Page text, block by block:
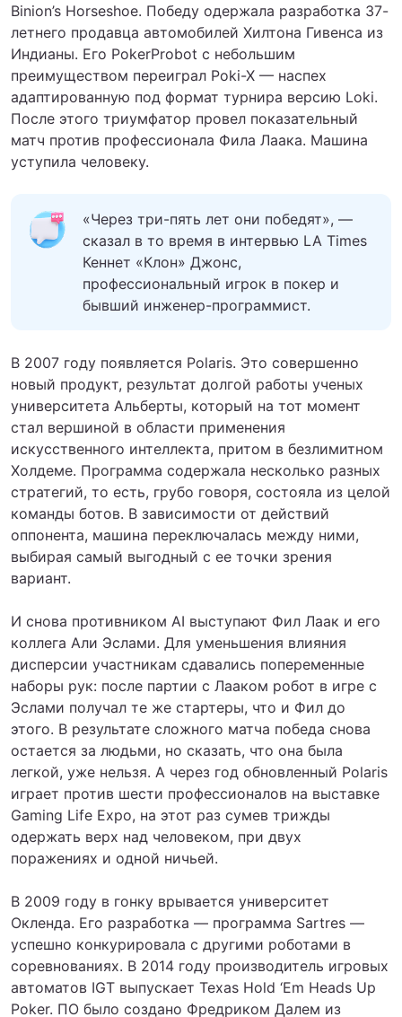
Binion’s Horseshoe. Победу одержала разработка 37-
летнего продавца автомобилей Хилтона Гивенса из
Индианы. Его PokerProbot с небольшим
преимуществом переиграл Poki-X — наспех
адаптированную под формат турнира версию Loki.
После этого триумфатор провел показательный
матч против профессионала Фила Лаака. Машина
уступила человеку.
«Через три-пять лет они победят», —
сказал в то время в интервью LA Times
Кеннет «Клон» Джонс,
профессиональный игрок в покер и
бывший инженер-программист.
В 2007 году появляется Polaris. Это совершенно
новый продукт, результат долгой работы ученых
университета Альберты, который на тот момент
стал вершиной в области применения
искусственного интеллекта, притом в безлимитном
Холдеме. Программа содержала несколько разных
стратегий, то есть, грубо говоря, состояла из целой
команды ботов. В зависимости от действий
оппонента, машина переключалась между ними,
выбирая самый выгодный с ее точки зрения
вариант.
И снова противником AI выступают Фил Лаак и его
коллега Али Эслами. Для уменьшения влияния
дисперсии участникам сдавались попеременные
наборы рук: после партии с Лааком робот в игре с
Эслами получал те же стартеры, что и Фил до
этого. В результате сложного матча победа снова
остается за людьми, но сказать, что она была
легкой, уже нельзя. А через год обновленный Polaris
играет против шести профессионалов на выставке
Gaming Life Expo, на этот раз сумев трижды
одержать верх над человеком, при двух
поражениях и одной ничьей.
В 2009 году в гонку врывается университет
Окленда. Его разработка — программа Sartres —
успешно конкурировала с другими роботами в
соревнованиях. В 2014 году производитель игровых
автоматов IGT выпускает Texas Hold ‘Em Heads Up
Poker. ПО было создано Фредриком Далем из